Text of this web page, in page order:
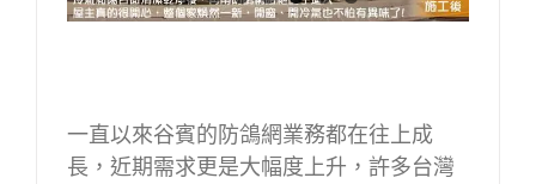
一直以來谷賓的防鴿網業務都在往上成
長，近期需求更是大幅度上升，許多台灣